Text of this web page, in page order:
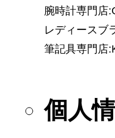
腕時計専門店
レディースブ
筆記具専門店
個人